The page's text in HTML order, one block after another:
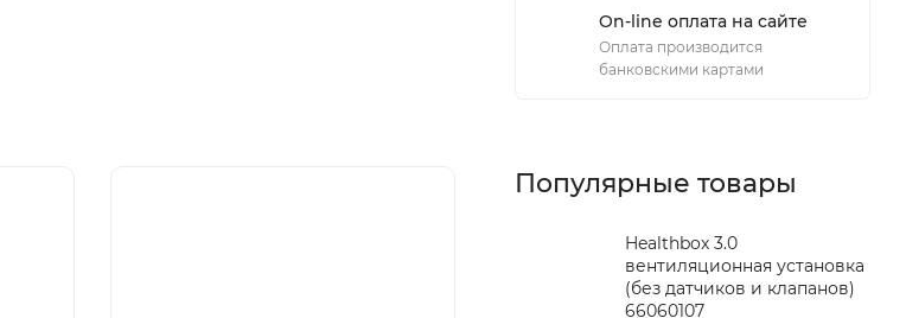
On-line оплата на сайте
Оплата производится
банковскими картами
Популярные товары
Healthbox 3.0
вентиляционная установка
(без датчиков и клапанов)
66060107